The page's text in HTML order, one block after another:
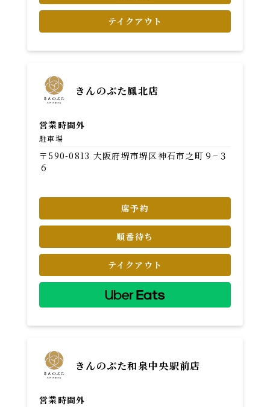
テイクアウト
きんのぶた鳳北店
営業時間外
駐車場
〒590-0813 大阪府堺市堺区神石市之町９−３
６
席予約
順番待ち
テイクアウト
きんのぶた和泉中央駅前店
営業時間外